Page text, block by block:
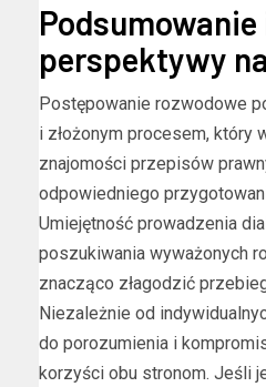
Podsumowanie
perspektywy
Postępowanie rozwodowe
i złożonym procesem, który
znajomości przepisów
odpowiedniego
Umiejętność prowadzenia
poszukiwania wyważonych
znacząco złagodzić
Niezależnie od
do porozumienia i
korzyści obu stronom. Jeśli